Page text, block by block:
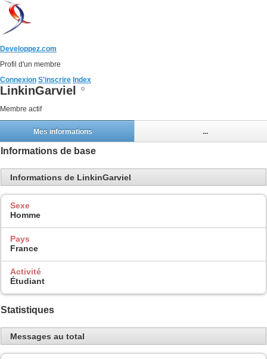
Developpez.com
Profil d'un membre
Connexion S'inscrire Index
LinkinGarviel
Membre actif
Mes informations ...
Informations de base
Informations de LinkinGarviel
Sexe
Homme
Pays
France
Activité
Étudiant
Statistiques
Messages au total